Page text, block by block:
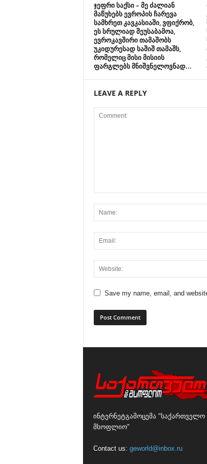
ჯეფრი საქსი – მე ძალიან
მაწუხებს ევროპის ჩარევა
სამხრეთ კავკასიაში, ვფიქრობ,
ეს სრულიად შეუსაბამოა,
ევროკავშირი თამაშობს
უკიდურესად საშიშ თამაშს,
რომელიც მისი მისიის
ფარგლებს მნიშვნელოვნად...
LEAVE A REPLY
Save my name, email, and
ინტერნეტგამოცემა "საქართველო
მსოფლიო"
Contact us: geworld@inbox.ru